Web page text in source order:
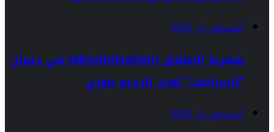
أغسطس 4, 2026
شعرية الإطلاق (absolutisation) في ديوان
“ثاحرياضت” لعبد الرحيم فوزي
أغسطس 4, 2026